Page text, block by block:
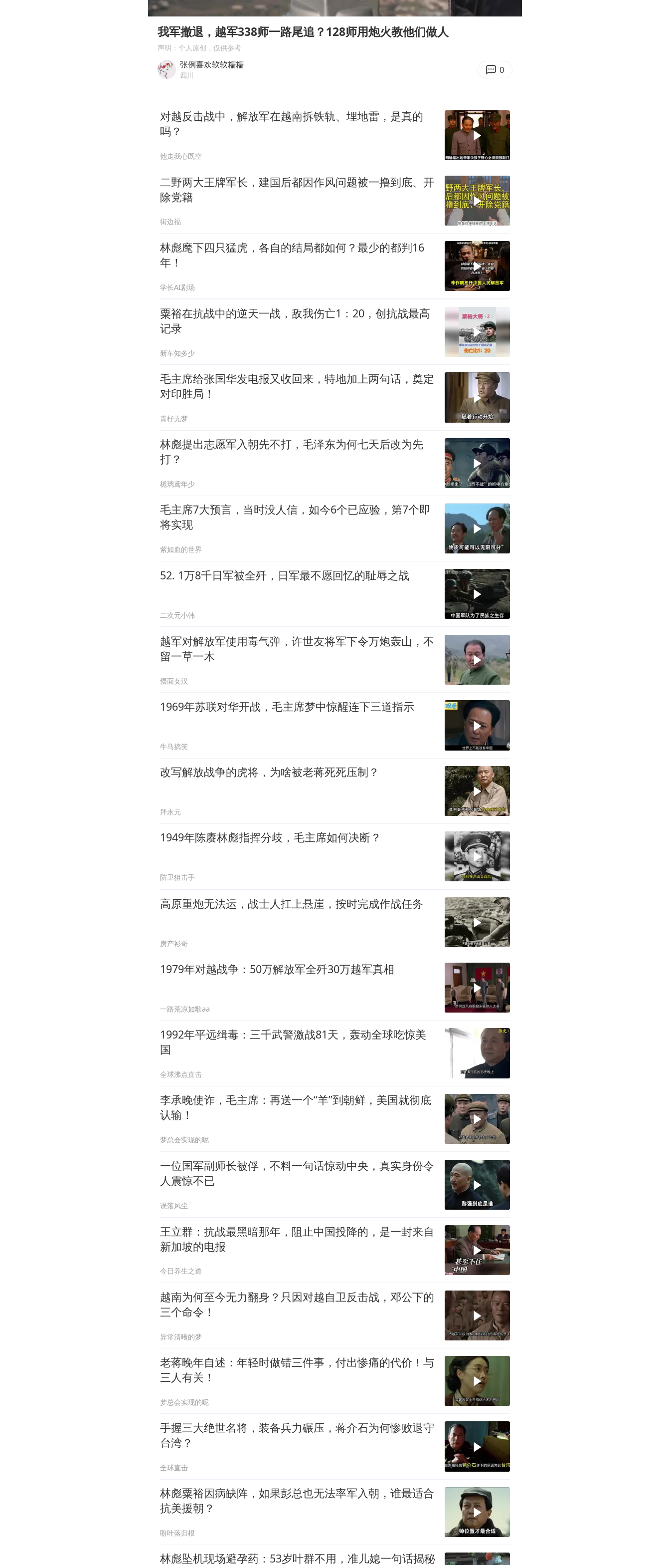
杭州全市有序停课
36岁男演员成景区NPC后人气爆棚
全民健身事业高质量发展
老挝国会主席赛宋蓬逝世
Play
我军撤退，越军338师一路尾追？128师用炮火教他们做人
声明：个人原创，仅供参考
张例喜欢软软糯糯
四川 0
对越反击战中，解放军在越南拆铁轨、埋地雷，是真的
吗？
他走我心既空
二野两大王牌军长，建国后都因作风问题被一撸到底、开
除党籍
街边福
林彪麾下四只猛虎，各自的结局都如何？最少的都判16
年！
学长AI剧场
粟裕在抗战中的逆天一战，敌我伤亡1：20，创抗战最高
记录
新车知多少
毛主席给张国华发电报又收回来，特地加上两句话，奠定
对印胜局！
青杍无梦
林彪提出志愿军入朝先不打，毛泽东为何七天后改为先
打？
栀璃鸢年少
毛主席7大预言，当时没人信，如今6个已应验，第7个即
将实现
紫如血的世界
52. 1万8千日军被全歼，日军最不愿回忆的耻辱之战
二次元小韩
越军对解放军使用毒气弹，许世友将军下令万炮轰山，不
留一草一木
懵面女汉
1969年苏联对华开战，毛主席梦中惊醒连下三道指示
牛马搞笑
改写解放战争的虎将，为啥被老蒋死死压制？
拜永元
1949年陈赓林彪指挥分歧，毛主席如何决断？
防卫狙击手
高原重炮无法运，战士人扛上悬崖，按时完成作战任务
房产衫哥
1979年对越战争：50万解放军全歼30万越军真相
一路荒凉如歌aa
1992年平远缉毒：三千武警激战81天，轰动全球吃惊美
国
全球沸点直击
李承晚使诈，毛主席：再送一个“羊”到朝鲜，美国就彻底
认输！
梦总会实现的呢
一位国军副师长被俘，不料一句话惊动中央，真实身份令
人震惊不已
误落风尘
王立群：抗战最黑暗那年，阻止中国投降的，是一封来自
新加坡的电报
今日养生之道
越南为何至今无力翻身？只因对越自卫反击战，邓公下的
三个命令！
异常清晰的梦
老蒋晚年自述：年轻时做错三件事，付出惨痛的代价！与
三人有关！
梦总会实现的呢
手握三大绝世名将，装备兵力碾压，蒋介石为何惨败退守
台湾？
全球直击
林彪粟裕因病缺阵，如果彭总也无法率军入朝，谁最适合
抗美援朝？
盼叶落归根
林彪坠机现场避孕药：53岁叶群不用，准儿媳一句话揭秘